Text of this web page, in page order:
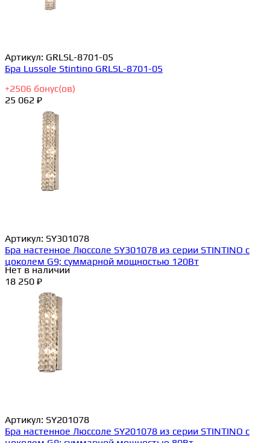
Артикул: GRLSL-8701-05
Бра Lussole Stintino GRLSL-8701-05
+2506 бонус(ов)
25 062 ₽
Артикул: SY301078
Бра настенное Люссоле SY301078 из серии STINTINO с
цоколем G9; суммарной мощностью 120Вт
Нет в наличии
18 250 ₽
Артикул: SY201078
Бра настенное Люссоле SY201078 из серии STINTINO с